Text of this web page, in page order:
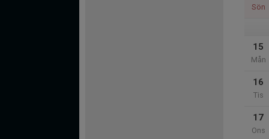
Sön
15
Mån
16
Tis
17
Ons